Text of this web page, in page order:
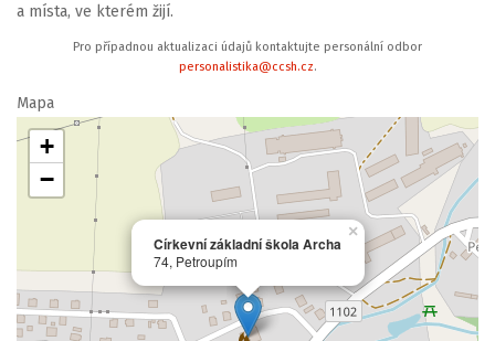
a místa, ve kterém žijí.
Pro případnou aktualizaci údajů kontaktujte personální odbor
personalistika@ccsh.cz.
Mapa
Církevní základní škola Archa
74, Petroupím
×
+
−